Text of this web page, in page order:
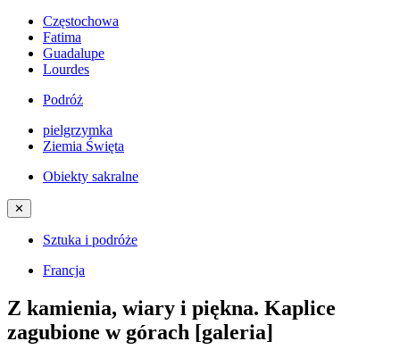
Częstochowa
Fatima
Guadalupe
Lourdes
Podróż
pielgrzymka
Ziemia Święta
Obiekty sakralne
✕
Sztuka i podróże
Francja
Z kamienia, wiary i piękna. Kaplice
zagubione w górach [galeria]